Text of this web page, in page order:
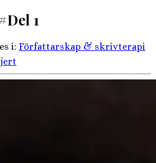
1
i: Författarskap & skrivterapi